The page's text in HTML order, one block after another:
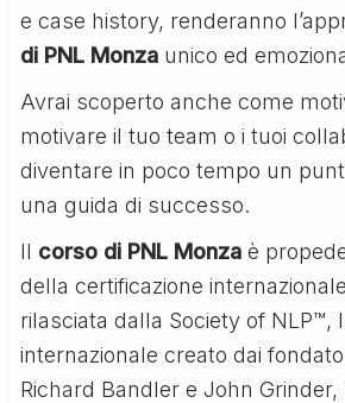
e case history, renderanno
di PNL Monza unico ed
Avrai scoperto anche come
motivare il tuo team o i tuoi
diventare in poco tempo un
una guida di successo.
Il corso di PNL Monza è
della certificazione
rilasciata dalla Society of NLP™,
internazionale creato dai
Richard Bandler e John